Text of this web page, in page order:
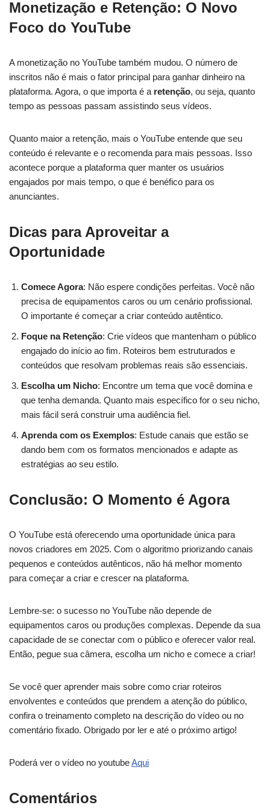
Monetização e Retenção: O Novo
Foco do YouTube
A monetização no YouTube também mudou. O número de
inscritos não é mais o fator principal para ganhar dinheiro na
plataforma. Agora, o que importa é a retenção, ou seja, quanto
tempo as pessoas passam assistindo seus vídeos.
Quanto maior a retenção, mais o YouTube entende que seu
conteúdo é relevante e o recomenda para mais pessoas. Isso
acontece porque a plataforma quer manter os usuários
engajados por mais tempo, o que é benéfico para os
anunciantes.
Dicas para Aproveitar a
Oportunidade
Comece Agora: Não espere condições perfeitas. Você não
precisa de equipamentos caros ou um cenário profissional.
O importante é começar a criar conteúdo autêntico.
Foque na Retenção: Crie vídeos que mantenham o público
engajado do início ao fim. Roteiros bem estruturados e
conteúdos que resolvam problemas reais são essenciais.
Escolha um Nicho: Encontre um tema que você domina e
que tenha demanda. Quanto mais específico for o seu nicho,
mais fácil será construir uma audiência fiel.
Aprenda com os Exemplos: Estude canais que estão se
dando bem com os formatos mencionados e adapte as
estratégias ao seu estilo.
Conclusão: O Momento é Agora
O YouTube está oferecendo uma oportunidade única para
novos criadores em 2025. Com o algoritmo priorizando canais
pequenos e conteúdos autênticos, não há melhor momento
para começar a criar e crescer na plataforma.
Lembre-se: o sucesso no YouTube não depende de
equipamentos caros ou produções complexas. Depende da sua
capacidade de se conectar com o público e oferecer valor real.
Então, pegue sua câmera, escolha um nicho e comece a criar!
Se você quer aprender mais sobre como criar roteiros
envolventes e conteúdos que prendem a atenção do público,
confira o treinamento completo na descrição do vídeo ou no
comentário fixado. Obrigado por ler e até o próximo artigo!
Poderá ver o vídeo no youtubeAqui
Comentários